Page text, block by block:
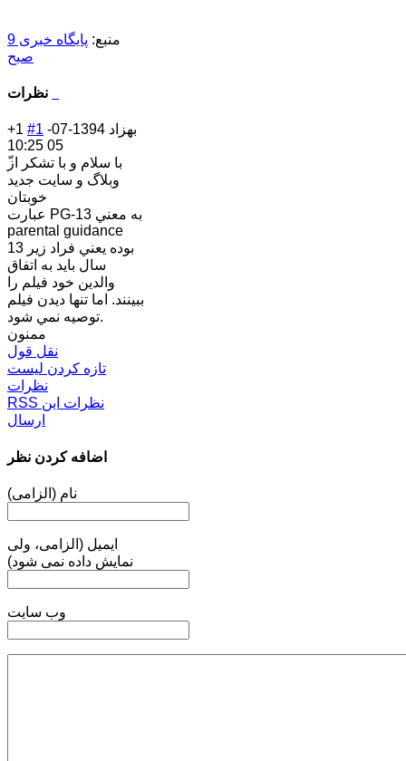
منبع:‌
پایگاه خبری 9
صبح
+1 #1 بهزاد
1394-07-
05 10:25
وبلاگ و سايت جديد
خوبتان
عبارت PG-13 به معني
parental guidance
بوده يعني فراد زير 13
سال بايد به اتفاق
والدين خود فيلم را
ببينند. اما تنها ديدن فيلم
توصيه نمي شود.
ممنون
نقل قول
تازه کردن لیست
نظرات
RSS نظرات این
ارسال
اضافه کردن نظر
نام (الزامی)
ایمیل (الزامی، ولی
نمایش داده نمی شود)
وب سایت